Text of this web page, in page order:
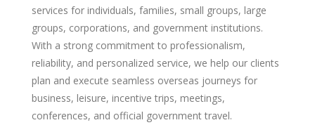
services for individuals, families, small groups, large
groups, corporations, and government institutions.
With a strong commitment to professionalism,
reliability, and personalized service, we help our clients
plan and execute seamless overseas journeys for
business, leisure, incentive trips, meetings,
conferences, and official government travel.